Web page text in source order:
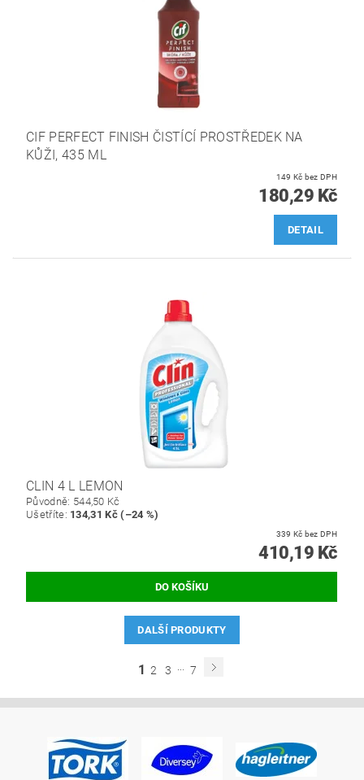
CIF PERFECT FINISH ČISTÍCÍ PROSTŘEDEK NA
KŮŽI, 435 ML
149 Kč bez DPH
180,29 Kč
DETAIL
CLIN 4 L LEMON
Původně: 544,50 Kč
Ušetříte: 134,31 Kč (–24 %)
339 Kč bez DPH
410,19 Kč
DALŠÍ PRODUKTY
1 2 3 7